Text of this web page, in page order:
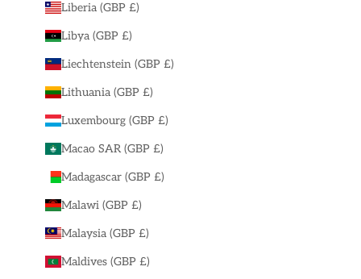
Liberia (GBP £)
Libya (GBP £)
Liechtenstein (GBP £)
Lithuania (GBP £)
Luxembourg (GBP £)
Macao SAR (GBP £)
Madagascar (GBP £)
Malawi (GBP £)
Malaysia (GBP £)
Maldives (GBP £)